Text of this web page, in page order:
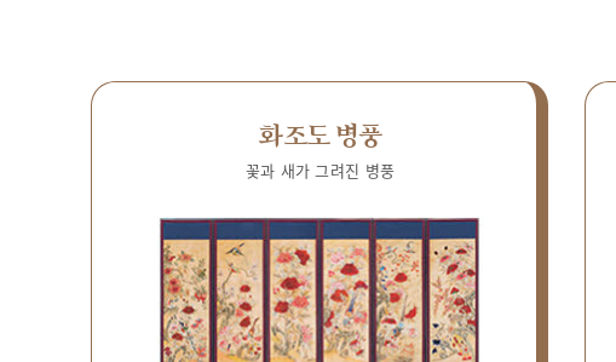
화조도 병풍
꽃과 새가 그려진 병풍